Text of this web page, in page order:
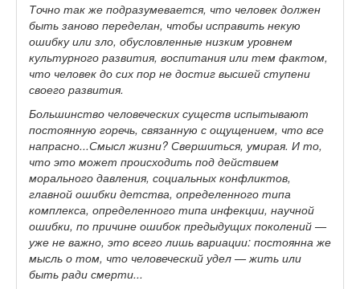
Точно так же подразумевается, что человек должен
быть заново переделан, чтобы исправить некую
ошибку или зло, обусловленные низким уровнем
культурного развития, воспитания или тем фактом,
что человек до сих пор не достиг высшей ступени
своего развития.
Большинство человеческих существ испытывают
постоянную горечь, связанную с ощущением, что все
напрасно...Смысл жизни? Свершиться, умирая. И то,
что это может происходить под действием
морального давления, социальных конфликтов,
главной ошибки детства, определенного типа
комплекса, определенного типа инфекции, научной
ошибки, по причине ошибок предыдущих поколений —
уже не важно, это всего лишь вариации: постоянна же
мысль о том, что человеческий удел — жить или
быть ради смерти...